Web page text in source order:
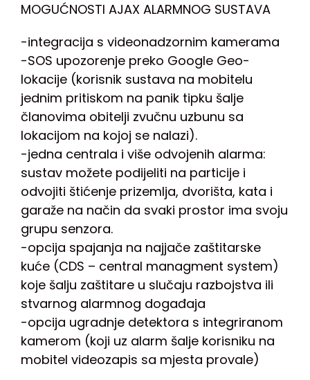
MOGUĆNOSTI AJAX ALARMNOG SUSTAVA
-integracija s videonadzornim kamerama
-SOS upozorenje preko Google Geo-
lokacije (korisnik sustava na mobitelu
jednim pritiskom na panik tipku šalje
članovima obitelji zvučnu uzbunu sa
lokacijom na kojoj se nalazi).
-jedna centrala i više odvojenih alarma:
sustav možete podijeliti na particije i
odvojiti štićenje prizemlja, dvorišta, kata i
garaže na način da svaki prostor ima svoju
grupu senzora.
-opcija spajanja na najjače zaštitarske
kuće (CDS – central managment system)
koje šalju zaštitare u slučaju razbojstva ili
stvarnog alarmnog događaja
-opcija ugradnje detektora s integriranom
kamerom (koji uz alarm šalje korisniku na
mobitel videozapis sa mjesta provale)